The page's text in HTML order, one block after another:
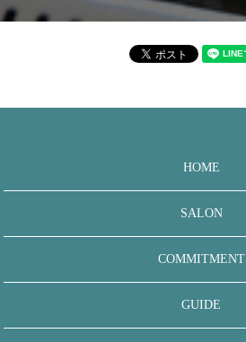
HOME
SALON
COMMITMENT
GUIDE